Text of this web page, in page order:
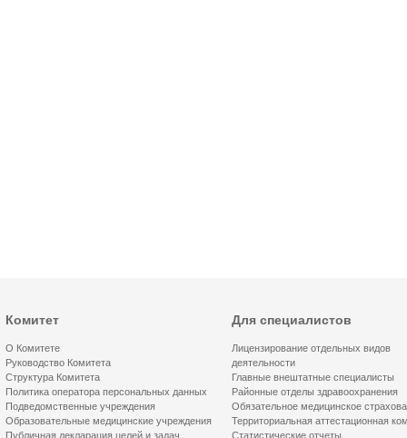
Комитет
О Комитете
Руководство Комитета
Структура Комитета
Политика оператора персональных данных
Подведомственные учреждения
Образовательные медицинские учреждения
Публичная декларация целей и задач
Для специалистов
Лицензирование отдельных видов
деятельности
Главные внештатные специалисты
Районные отделы здравоохранения
Обязательное медицинское
Территориальная аттестационная
Статистические отчеты